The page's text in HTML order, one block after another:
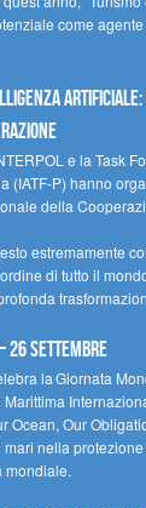
come
Artificiale:
e la Task
(IATF-P) hanno
della
estremamente
di tutto il
26 settembre
la Giornata
Ocean, Our
nella
mondiale.